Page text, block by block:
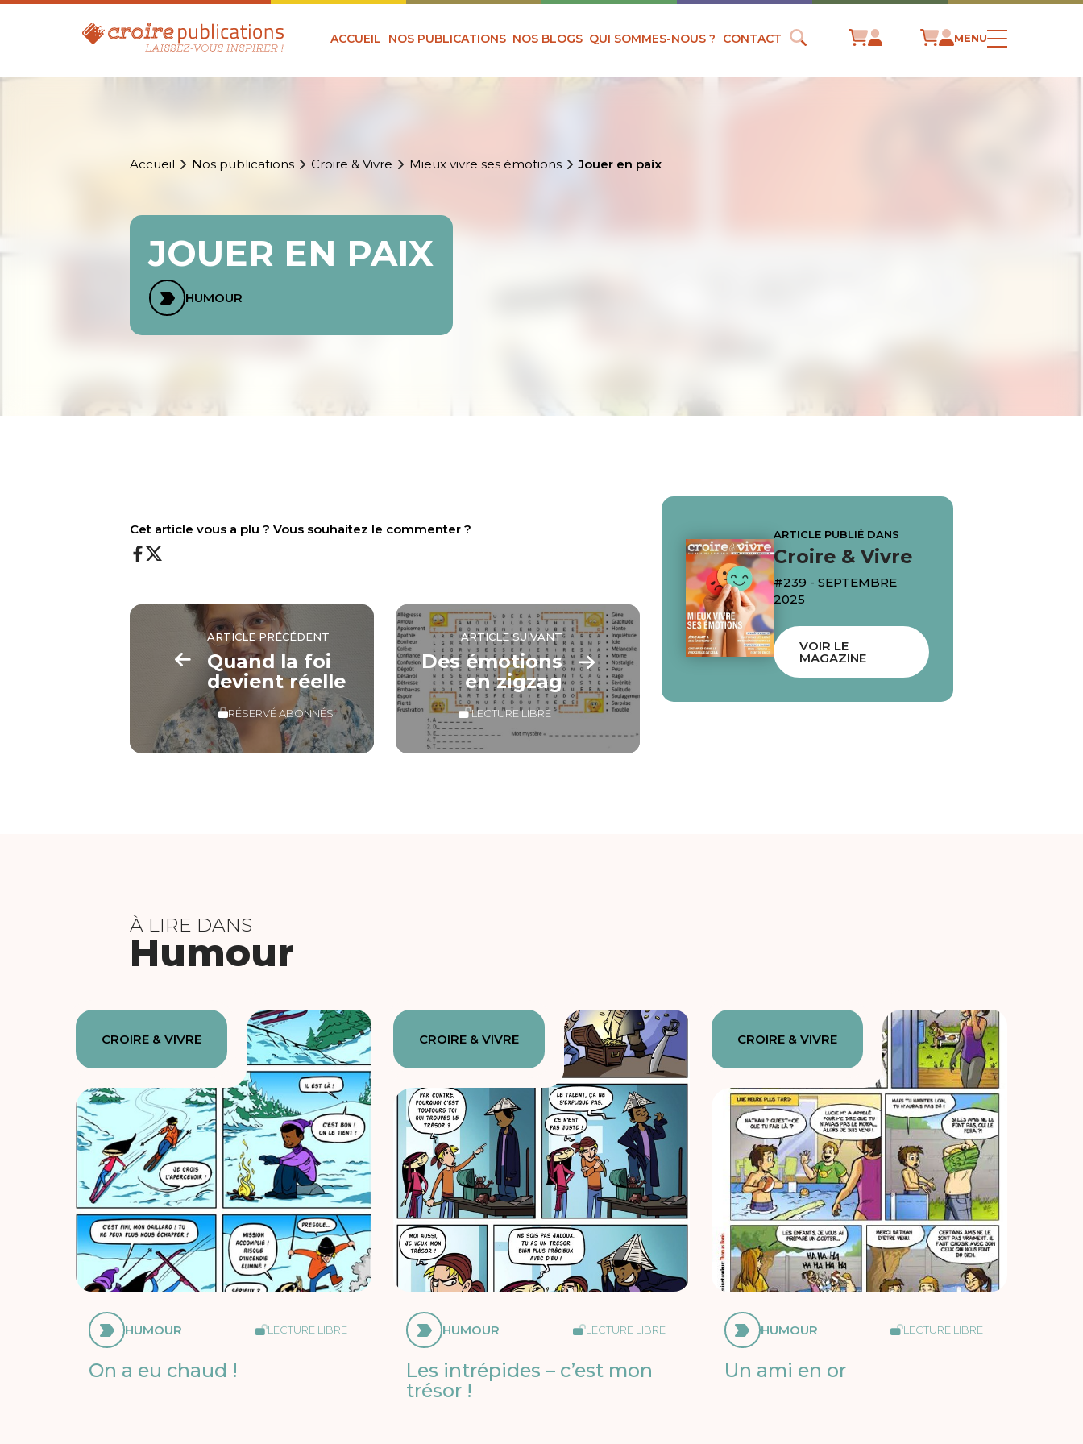
ACCUEIL NOS PUBLICATIONS NOS BLOGS QUI SOMMES-NOUS ? CONTACT MENU
Accueil Nos publications Croire & Vivre Mieux vivre ses émotions Jouer en paix
JOUER EN PAIX
HUMOUR
Cet article vous a plu ? Vous souhaitez le commenter ?
ARTICLE PRÉCÉDENT
Quand la foi
devient réelle
RÉSERVÉ ABONNÉS
ARTICLE SUIVANT
Des émotions
en zigzag
LECTURE LIBRE
ARTICLE PUBLIÉ DANS
Croire & Vivre
#239 - SEPTEMBRE
2025
VOIR LE
MAGAZINE
À LIRE DANS
Humour
CROIRE & VIVRE
HUMOUR LECTURE LIBRE
On a eu chaud !
CROIRE & VIVRE
HUMOUR LECTURE LIBRE
Les intrépides – c’est mon
trésor !
CROIRE & VIVRE
HUMOUR LECTURE LIBRE
Un ami en or